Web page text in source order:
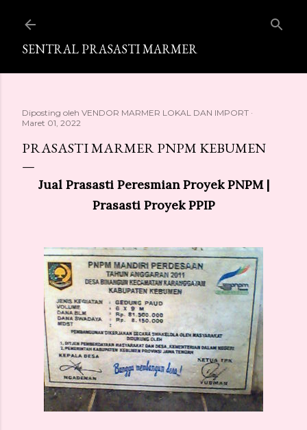
SENTRAL PRASASTI MARMER
Diposting oleh VENDOR MARMER LOKAL DAN IMPORT
Maret 01, 2022
PRASASTI MARMER PNPM KEBUMEN
Jual Prasasti Peresmian Proyek PNPM |
Prasasti Proyek PPIP